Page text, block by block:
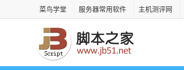
菜鸟学堂 服务器常用软件 主机测评网